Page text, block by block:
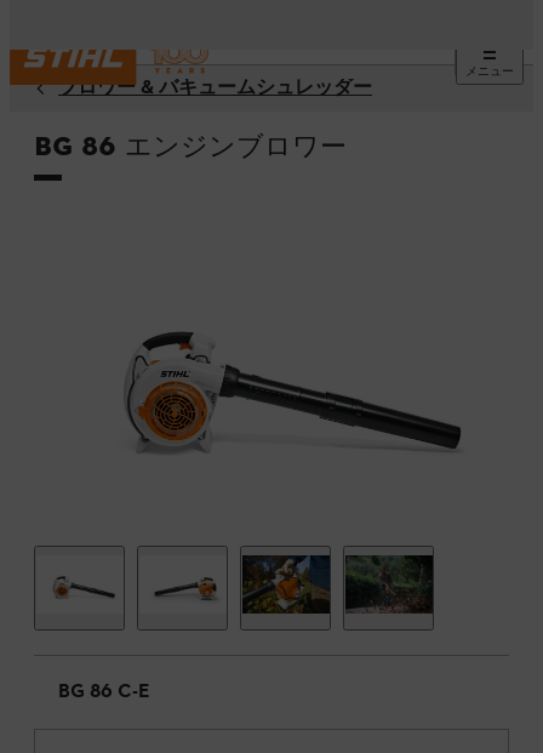
メニュー
ブロワー & バキュームシュレッダー
BG 86 エンジンブロワー
BG 86 C-E